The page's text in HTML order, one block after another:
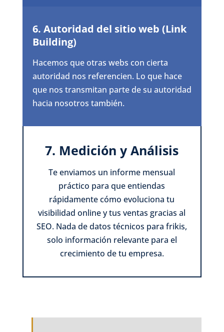
6. Autoridad del sitio web (Link
Building)
Hacemos que otras webs con cierta
autoridad nos referencien. Lo que hace
que nos transmitan parte de su autoridad
hacia nosotros también.
7. Medición y Análisis
Te enviamos un informe mensual
práctico para que entiendas
rápidamente cómo evoluciona tu
visibilidad online y tus ventas gracias al
SEO. Nada de datos técnicos para frikis,
solo información relevante para el
crecimiento de tu empresa.